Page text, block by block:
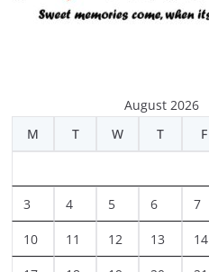
August 2026
M
T W T F
3 4 5 6 7
10 11 12 13 14